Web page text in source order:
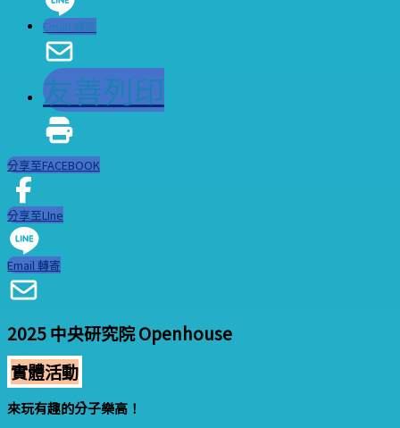
Email 轉寄
友善列印
分享至FACEBOOK
分享至LIne
Email 轉寄
2025 中央研究院 Openhouse
實體活動
來玩有趣的分子樂高！